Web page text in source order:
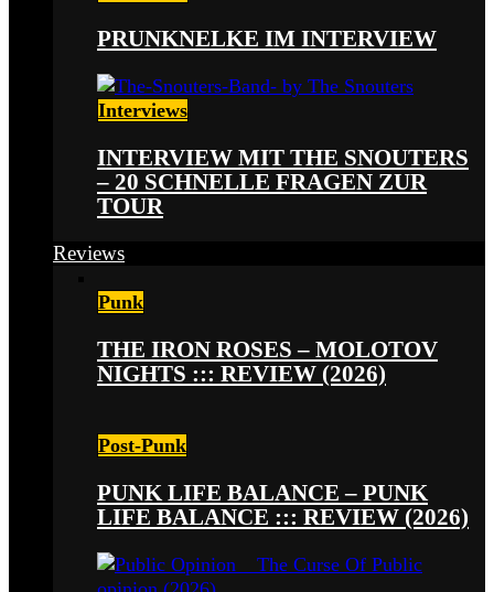
PRUNKNELKE IM INTERVIEW
Interviews
INTERVIEW MIT THE SNOUTERS
– 20 SCHNELLE FRAGEN ZUR
TOUR
Reviews
Punk
THE IRON ROSES – MOLOTOV
NIGHTS ::: REVIEW (2026)
Post-Punk
PUNK LIFE BALANCE – PUNK
LIFE BALANCE ::: REVIEW (2026)